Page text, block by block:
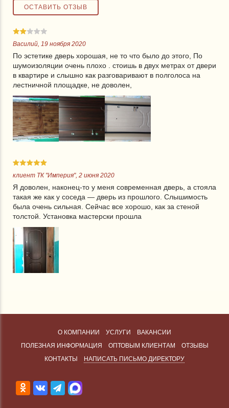
Василий, 19 ноября 2020
По эстетике дверь хорошая, не то что было до этого, По
шумоизоляции очень плохо . стоишь в двух метрах от двери
в квартире и слышно как разговаривают в полголоса на
лестничной площадке, не доволен,
клиент ТК "Империя", 2 июня 2020
Я доволен, наконец-то у меня современная дверь, а стояла
такая же как у соседа — дверь из прошлого. Слышимость
была очень сильная. Сейчас все хорошо, как за стеной
толстой. Установка мастерски прошла
О КОМПАНИИ УСЛУГИ
ВАКАНСИИ
ПОЛЕЗНАЯ ИНФОРМАЦИЯ
ОПТОВЫМ КЛИЕНТАМ
ОТЗЫВЫ
КОНТАКТЫ
НАПИСАТЬ ПИСЬМО ДИРЕКТОРУ